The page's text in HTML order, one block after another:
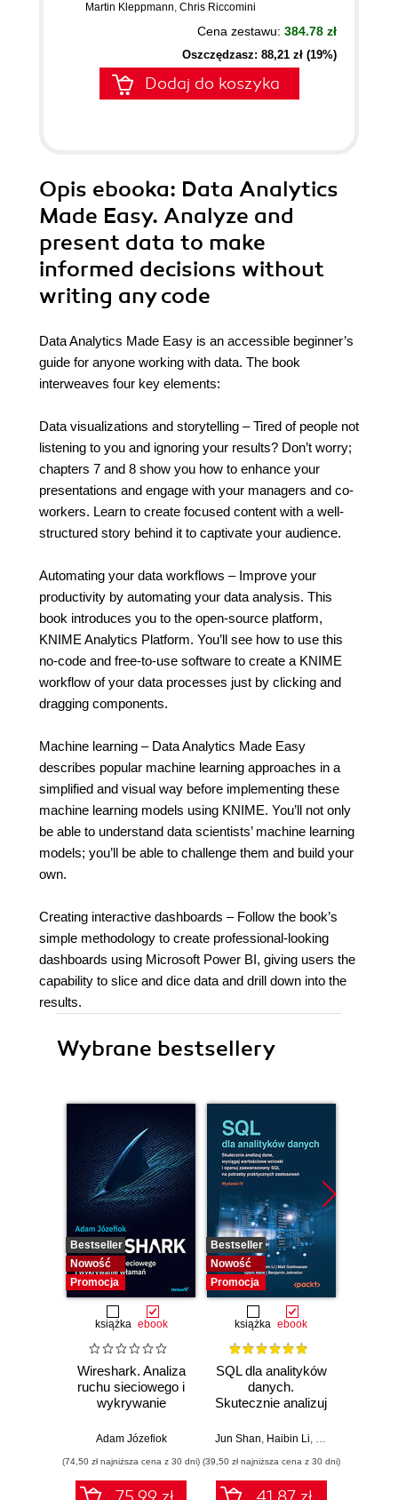
Martin Kleppmann, Chris Riccomini
Cena zestawu: 384.78 zł
Oszczędzasz: 88,21 zł (19%)
Dodaj do koszyka
Opis ebooka: Data Analytics
Made Easy. Analyze and
present data to make
informed decisions without
writing any code
Data Analytics Made Easy is an accessible beginner’s
guide for anyone working with data. The book
interweaves four key elements:
Data visualizations and storytelling – Tired of people not
listening to you and ignoring your results? Don’t worry;
chapters 7 and 8 show you how to enhance your
presentations and engage with your managers and co-
workers. Learn to create focused content with a well-
structured story behind it to captivate your audience.
Automating your data workflows – Improve your
productivity by automating your data analysis. This
book introduces you to the open-source platform,
KNIME Analytics Platform. You’ll see how to use this
no-code and free-to-use software to create a KNIME
workflow of your data processes just by clicking and
dragging components.
Machine learning – Data Analytics Made Easy
describes popular machine learning approaches in a
simplified and visual way before implementing these
machine learning models using KNIME. You’ll not only
be able to understand data scientists’ machine learning
models; you’ll be able to challenge them and build your
own.
Creating interactive dashboards – Follow the book’s
simple methodology to create professional-looking
dashboards using Microsoft Power BI, giving users the
capability to slice and dice data and drill down into the
results.
Wybrane bestsellery
Bestseller
Nowość
Promocja
książka ebook
Wireshark. Analiza
ruchu sieciowego i
wykrywanie
Adam Józefiok
(74,50 zł najniższa cena z 30 dni)
Bestseller
Nowość
Promocja
książka ebook
SQL dla analityków
danych.
Skutecznie analizuj
wartościowe
zaawansowany
SQL na potrzeby
Jun Shan, Haibin Li, Matt Goldwasser
(39,50 zł najniższa cena z 30 dni)